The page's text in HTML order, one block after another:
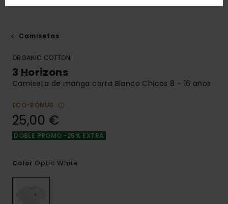
Camisetas
ORGANIC COTTON
3 Horizons
Camiseta de manga corta Blanco Chicos 8 - 16 años
ECO-BONUS
25,00 €
DOBLE PROMO -25% EXTRA
Color Optic White